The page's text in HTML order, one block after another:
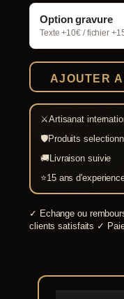
Option gravure
Texte +10€ / fichier
AJOUTER
⚔Artisanat
🛡Produits
🚚Livraison suivie
⭐15 ans
✓ Echange ou
clients satisfaits ✓